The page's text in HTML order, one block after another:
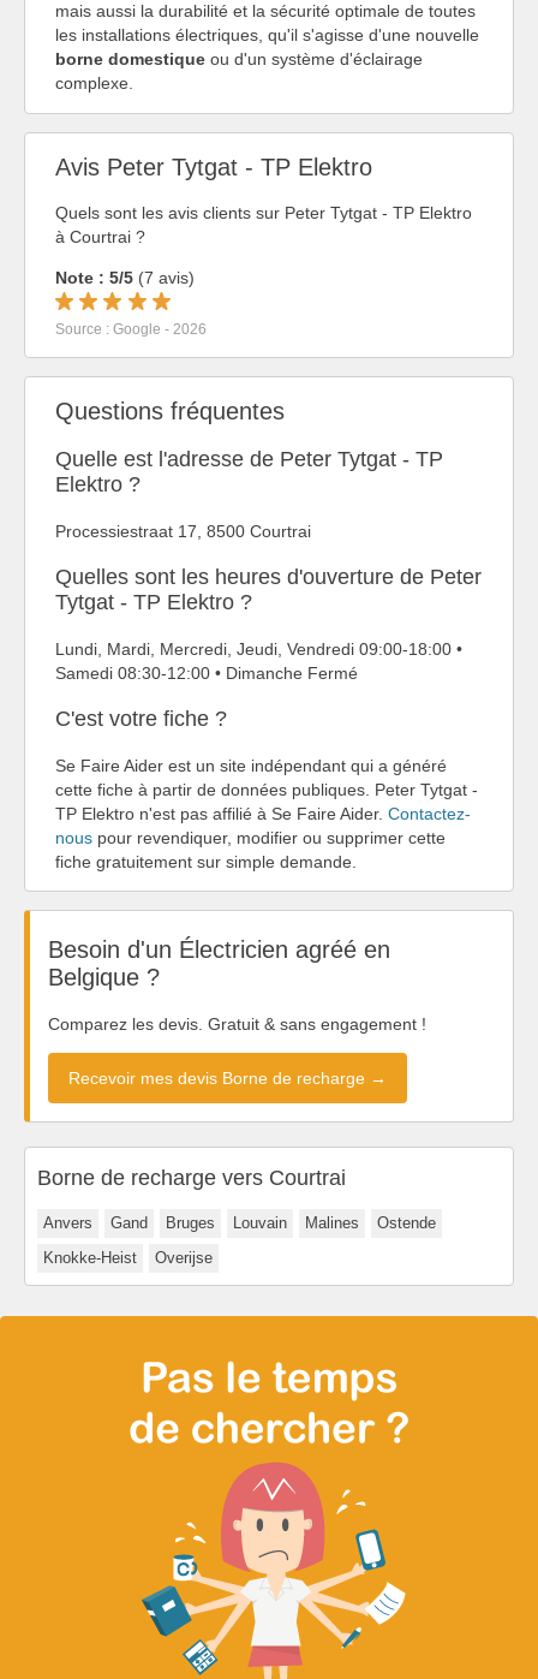
mais aussi la durabilité et la sécurité optimale de toutes
les installations électriques, qu'il s'agisse d'une nouvelle
borne domestique ou d'un système d'éclairage
complexe.
Avis Peter Tytgat - TP Elektro
Quels sont les avis clients sur Peter Tytgat - TP Elektro
à Courtrai ?
Note : 5/5 (7 avis)
Source : Google - 2026
Questions fréquentes
Quelle est l'adresse de Peter Tytgat - TP
Elektro ?
Processiestraat 17, 8500 Courtrai
Quelles sont les heures d'ouverture de Peter
Tytgat - TP Elektro ?
Lundi, Mardi, Mercredi, Jeudi, Vendredi 09:00-18:00 •
Samedi 08:30-12:00 • Dimanche Fermé
C'est votre fiche ?
Se Faire Aider est un site indépendant qui a généré
cette fiche à partir de données publiques. Peter Tytgat -
TP Elektro n'est pas affilié à Se Faire Aider. Contactez-
nous pour revendiquer, modifier ou supprimer cette
fiche gratuitement sur simple demande.
Besoin d'un Électricien agréé en
Belgique ?
Comparez les devis. Gratuit & sans engagement !
Recevoir mes devis Borne de recharge →
Borne de recharge vers Courtrai
Anvers Gand Bruges Louvain Malines
Ostende
Knokke-Heist
Overijse